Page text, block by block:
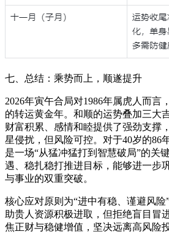
七、总结：乘势而上，顺遂提升
2026年寅午合局对1986年属虎人而言
的转运黄金年。和顺的运势叠加三大
财富积累、感情和睦提供了强劲支撑
星侵扰，但风险可控。对于40岁的86
是一场“从猛冲猛打到智慧破局”的关
遇、稳扎稳打推进目标，能够进一步
与事业的双重突破。
核心应对原则为“进中有稳、谨避风
助贵人资源积极进取，但拒绝盲目冒
焦正财与稳健增值，坚决远离高风险